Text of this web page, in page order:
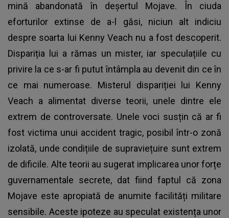
mină abandonată în deșertul Mojave. În ciuda
eforturilor extinse de a-l găsi, niciun alt indiciu
despre soarta lui Kenny Veach nu a fost descoperit.
Dispariția lui a rămas un mister, iar speculațiile cu
privire la ce s-ar fi putut întâmpla au devenit din ce în
ce mai numeroase. Misterul dispariției lui Kenny
Veach a alimentat diverse teorii, unele dintre ele
extrem de controversate. Unele voci susțin că ar fi
fost victima unui accident tragic, posibil într-o zonă
izolată, unde condițiile de supraviețuire sunt extrem
de dificile. Alte teorii au sugerat implicarea unor forțe
guvernamentale secrete, dat fiind faptul că zona
Mojave este apropiată de anumite facilități militare
sensibile. Aceste ipoteze au speculat existența unor